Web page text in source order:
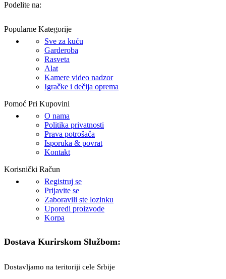
Podelite na:
Popularne Kategorije
Sve za kuću
Garderoba
Rasveta
Alat
Kamere video nadzor
Igračke i dečija oprema
Pomoć Pri Kupovini
O nama
Politika privatnosti
Prava potrošača
Isporuka & povrat
Kontakt
Korisnički Račun
Registruj se
Prijavite se
Zaboravili ste lozinku
Uporedi proizvode
Korpa
Dostava Kurirskom Službom:
Dostavljamo na teritoriji cele Srbije